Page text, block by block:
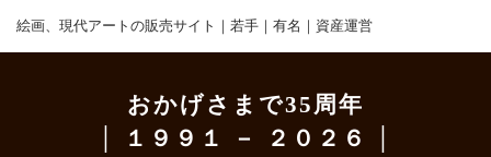
絵画、現代アートの販売サイト｜若手｜有名｜資産運営
おかげさまで35周年
│ １９９１ － ２０２６ │